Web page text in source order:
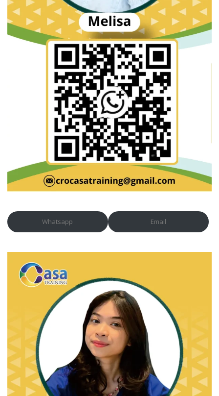
Whatsapp Email